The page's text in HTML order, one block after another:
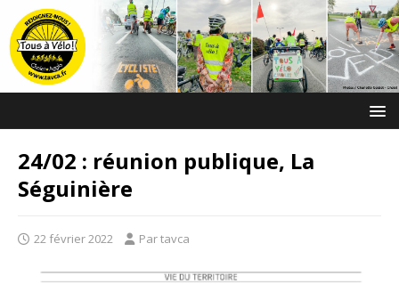
24/02 : réunion publique, La
Séguinière
22 février 2022 Par tavca